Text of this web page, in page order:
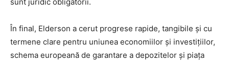
În final, Elderson a cerut progrese rapide, tangibile și cu
termene clare pentru uniunea economiilor și investițiilor,
schema europeană de garantare a depozitelor și piața